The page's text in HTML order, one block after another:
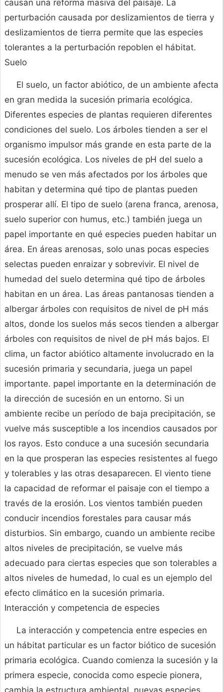
causan una reforma masiva del paisaje. La
perturbación causada por deslizamientos de tierra y
deslizamientos de tierra permite que las especies
tolerantes a la perturbación repoblen el hábitat.
Suelo
El suelo, un factor abiótico, de un ambiente afecta
en gran medida la sucesión primaria ecológica.
Diferentes especies de plantas requieren diferentes
condiciones del suelo. Los árboles tienden a ser el
organismo impulsor más grande en esta parte de la
sucesión ecológica. Los niveles de pH del suelo a
menudo se ven más afectados por los árboles que
habitan y determina qué tipo de plantas pueden
prosperar allí. El tipo de suelo (arena franca, arenosa,
suelo superior con humus, etc.) también juega un
papel importante en qué especies pueden habitar un
área. En áreas arenosas, solo unas pocas especies
selectas pueden enraizar y sobrevivir. El nivel de
humedad del suelo determina qué tipo de árboles
habitan en un área. Las áreas pantanosas tienden a
albergar árboles con requisitos de nivel de pH más
altos, donde los suelos más secos tienden a albergar
árboles con requisitos de nivel de pH más bajos. El
clima, un factor abiótico altamente involucrado en la
sucesión primaria y secundaria, juega un papel
importante. papel importante en la determinación de
la dirección de sucesión en un entorno. Si un
ambiente recibe un período de baja precipitación, se
vuelve más susceptible a los incendios causados por
los rayos. Esto conduce a una sucesión secundaria
en la que prosperan las especies resistentes al fuego
y tolerables y las otras desaparecen. El viento tiene
la capacidad de reformar el paisaje con el tiempo a
través de la erosión. Los vientos también pueden
conducir incendios forestales para causar más
disturbios. Sin embargo, cuando un ambiente recibe
altos niveles de precipitación, se vuelve más
adecuado para ciertas especies que son tolerables a
altos niveles de humedad, lo cual es un ejemplo del
efecto climático en la sucesión primaria.
Interacción y competencia de especies
La interacción y competencia entre especies en
un hábitat particular es un factor biótico de sucesión
primaria ecológica. Cuando comienza la sucesión y la
primera especie, conocida como especie pionera,